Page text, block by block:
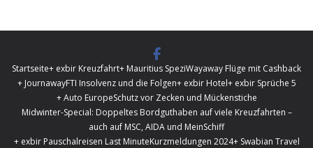
Startseite+ exbir Kreuzfahrt+ Mauritius SpeziWayaway Flüge mit Cashback
+ JournawayFTI Insolvenz und die Folgen+ exbir Hotel+ exbir Sprüche 5
+ Auto EuropeSchutz vor Zecken und Mückenstiche
Midwinter-Special: Doppeltes Bordguthaben auf viele Kreuzfahrten –
auch auf MSC, AIDA und MeinSchiff
+ exbir Pauschalreisen Last MinuteKurzmeldungen 2024+ Swabian Travel